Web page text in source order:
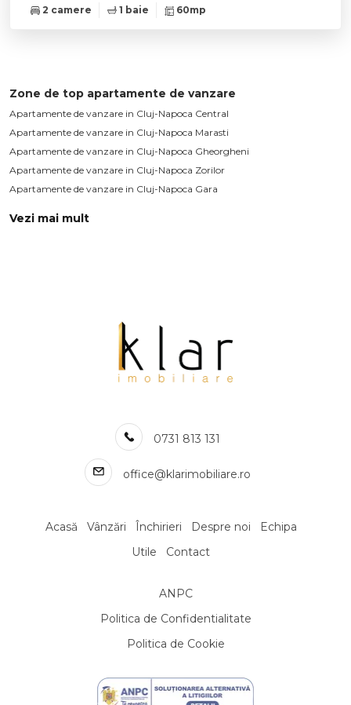
2 camere 1 baie 60mp
Zone de top apartamente de vanzare
Apartamente de vanzare in Cluj-Napoca Central
Apartamente de vanzare in Cluj-Napoca Marasti
Apartamente de vanzare in Cluj-Napoca Gheorgheni
Apartamente de vanzare in Cluj-Napoca Zorilor
Apartamente de vanzare in Cluj-Napoca Gara
Apartamente de vanzare in Cluj-Napoca Calea Turzii
Apartamente de vanzare in Cluj-Napoca Iris
Apartamente de vanzare in Cluj-Napoca Andrei Muresanu
Numar de camere apartamente de vanzare
Apartamente de vanzare 1 camera
Apartamente de vanzare 2 camere
Apartamente de vanzare
Apartamente de vanzare in Floresti
Apartamente de vanzare in Cluj-Napoca Central
Apartamente de vanzare in Cluj-Napoca Gheorgheni
Apartamente de vanzare in Baciu
Vezi mai mult
0731 813 131
office@klarimobiliare.ro
Acasă Vânzări Închirieri Despre noi
Echipa
Utile
Contact
ANPC
Politica de Confidentialitate
Politica de Cookie